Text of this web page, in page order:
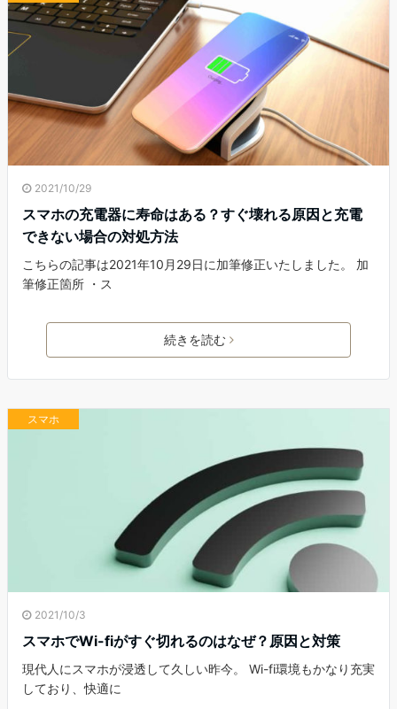
2021/10/29
スマホの充電器に寿命はある？すぐ壊れる原因と充電
できない場合の対処方法
こちらの記事は2021年10月29日に加筆修正いたしました。 加
筆修正箇所 ・ス
続きを読む
スマホ
2021/10/3
スマホでWi-fiがすぐ切れるのはなぜ？原因と対策
現代人にスマホが浸透して久しい昨今。 Wi-fi環境もかなり充実
しており、快適に